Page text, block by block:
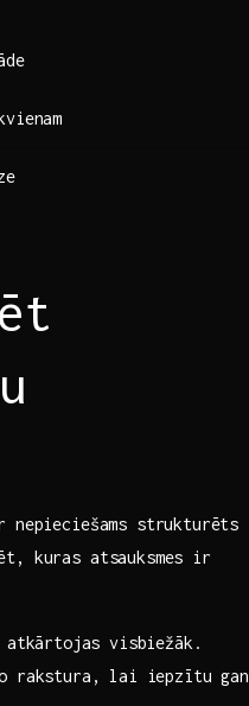
strukturēts
kuras atsauksmes ir
atkārtojas ⁣visbiežāk.
rakstura, lai ⁢iepzītu ⁣gan‌